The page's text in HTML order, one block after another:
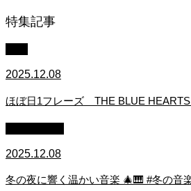
特集記事
2025.12.08
ほぼ日1フレーズ THE BLUE
2025.12.08
冬の夜に響く温かい音楽 🎄🎹 #冬の音